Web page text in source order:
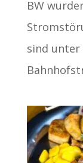
BW
sind unter